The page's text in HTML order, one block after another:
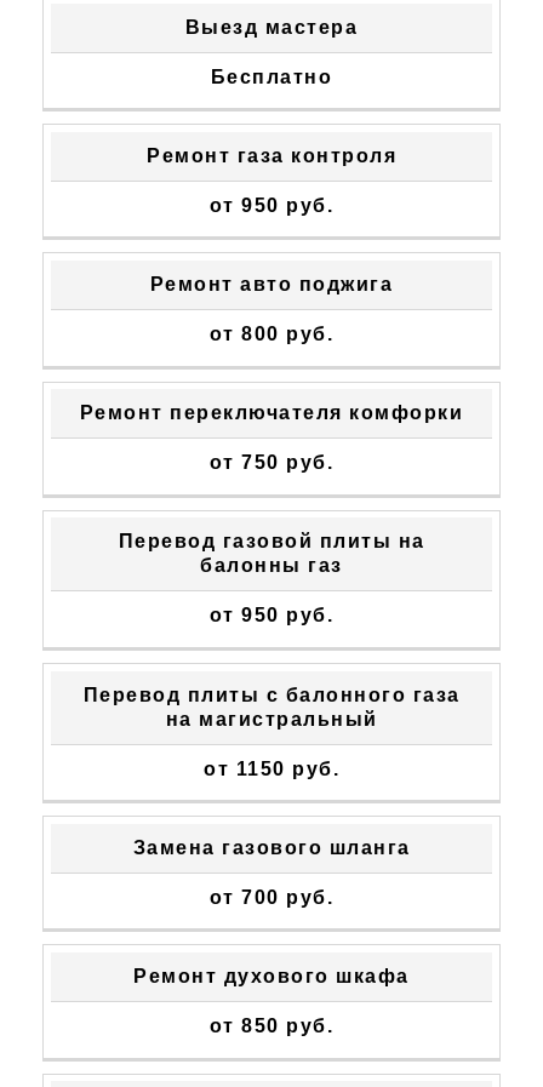
СТОИМОСТЬ
Выезд мастера
Бесплатно
Ремонт газа контроля
от 950 руб.
Ремонт авто поджига
от 800 руб.
Ремонт переключателя комфорки
от 750 руб.
Перевод газовой плиты на
балонны газ
от 950 руб.
Перевод плиты с балонного газа
на магистральный
от 1150 руб.
Замена газового шланга
от 700 руб.
Ремонт духового шкафа
от 850 руб.